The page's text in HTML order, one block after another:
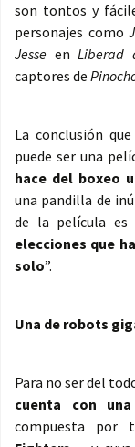
son tontos y
personajes como
Jesse en Liberad
captores de
La conclusión
puede ser una
hace del boxeo
una pandilla de
de la película es
elecciones que
solo”.
Una de robots
Para no ser del
cuenta con
compuesta por